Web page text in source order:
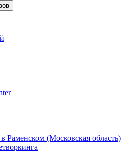
Раменском (Московская область)